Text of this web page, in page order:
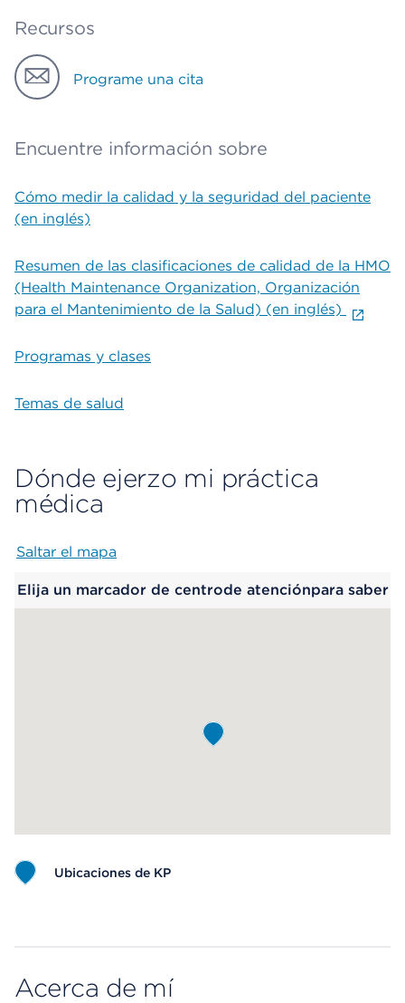
Recursos
Programe una cita
Encuentre información sobre
Cómo medir la calidad y la seguridad del paciente
(en inglés)
Resumen de las clasificaciones de calidad de la HMO
(Health Maintenance Organization, Organización
para el Mantenimiento de la Salud) (en inglés)
Programas y clases
Temas de salud
Dónde ejerzo mi práctica
médica
Saltar el mapa
Elija un marcador de centrode atenciónpara saber
Ubicaciones de KP
Acerca de mí